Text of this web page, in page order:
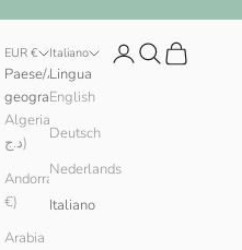
EUR €
Paese/Area
geografica
Algeria (DZD
د.ج)
Andorra (EUR
€)
Arabia
Italiano
Lingua
English
Deutsch
Nederlands
Italiano
LoginCercaCarrello